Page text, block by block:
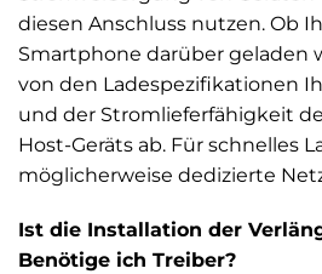
diesen Anschluss nutzen. Ob
Smartphone darüber geladen
von den Ladespezifikationen
und der Stromlieferfähigkeit
Host-Geräts ab. Für schnelles
möglicherweise dedizierte
Ist die Installation der
Benötige ich Treiber?